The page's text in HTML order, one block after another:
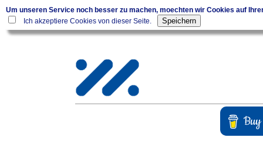
Um unseren Service noch besser zu machen, moechten wir Cookies auf
Ich akzeptiere Cookies von dieser Seite.